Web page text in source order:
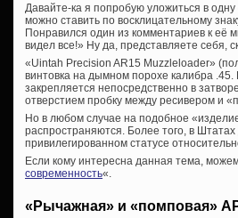
Давайте-ка я попробую уложиться в
можно ставить по восклицательному
Понравился один из комментариев к её
видел все!» Ну да, представляете себя,
«Uintah Precision AR15 Muzzleloader»
винтовка на дымном порохе калибра
закрепляется непосредственно в
отверстием пробку между ресивером и
Но в любом случае на подобное
распространяются. Более того, в
привилегированном статусе
Если кому интересна данная тема,
современность«.
«Рычажная» и «помповая»